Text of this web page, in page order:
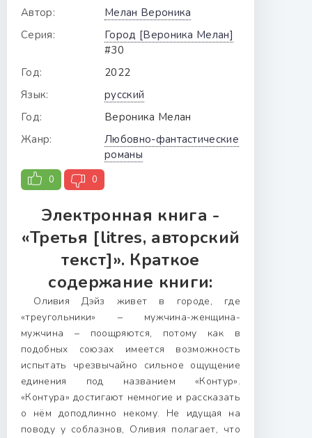
Автор:
Мелан Вероника
Серия:
Город [Вероника Мелан]
#30
Год:
2022
Язык:
русский
Год:
Вероника Мелан
Жанр:
Любовно-фантастические
романы
0 0
Электронная книга -
«Третья [litres, авторский
текст]». Краткое
содержание книги:
Оливия Дэйз живет в городе, где
«треугольники» – мужчина-женщина-
мужчина – поощряются, потому как в
подобных союзах имеется возможность
испытать чрезвычайно сильное ощущение
единения под названием «Контур».
«Контура» достигают немногие и рассказать
о нём доподлинно некому. Не идущая на
поводу у соблазнов, Оливия полагает, что